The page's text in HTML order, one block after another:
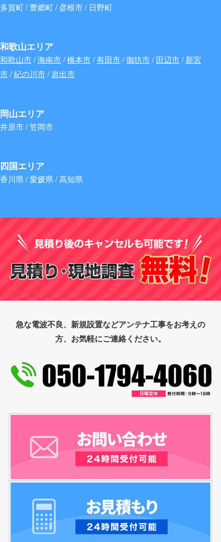
多賀町 / 豊郷町 / 彦根市 / 日野町
和歌山エリア
和歌山市/海南市/橋本市/有田市/御坊市/田辺市/新宮
市/紀の川市/岩出市
岡山エリア
井原市 / 笠岡市
四国エリア
香川県 / 愛媛県 / 高知県
急な電波不良、新規設置などアンテナ工事をお考えの
方、お気軽にご連絡ください。